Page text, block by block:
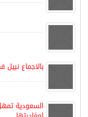
بالاجماع نبيل